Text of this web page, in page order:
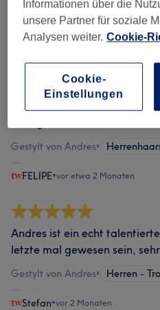
Andres hermano ist der
Gestylt von Andres•
Rocco•vor etwa 2 Monaten
Gestylt von Andres•
FELIPE•vor etwa 2 Monaten
Andres ist ein echt
letzte mal gewesen sein,
Gestylt von Andres• Herren -
Stefan•vor 2 Monaten
Informationen über die
unsere Partner für soziale
Analysen weiter. Cookie-
Cookie-
Einstellungen